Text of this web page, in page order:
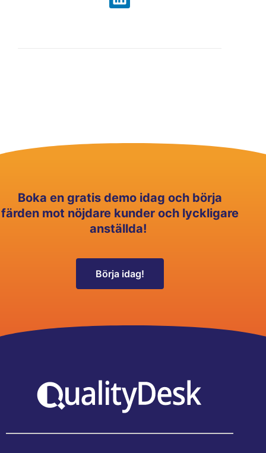
Boka en gratis demo idag och börja
färden mot nöjdare kunder och lyckligare
anställda!
Börja idag!